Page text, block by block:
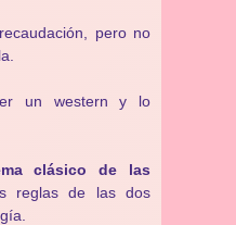
pero no
un western y lo
clásico de las
reglas de las dos